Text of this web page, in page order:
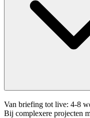
Van briefing tot live: 4-8
Bij complexere projecten